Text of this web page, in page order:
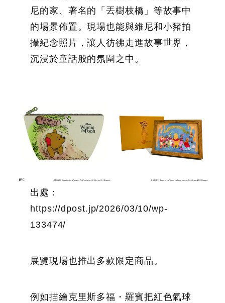
尼的家、著名的「丟樹枝橋」等故事中
的場景佈置。現場也能與維尼和小豬拍
攝紀念照片，讓人彷彿走進故事世界，
沉浸於童話般的氛圍之中。
出處：
https://dpost.jp/2026/03/10/wp-
133474/
展覽現場也推出多款限定商品。
例如描繪克里斯多福・羅賓把紅色氣球